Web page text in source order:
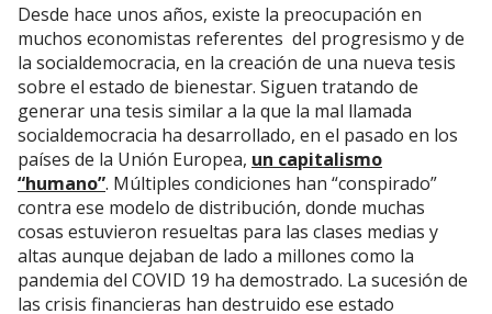
Desde hace unos años, existe la preocupación en
muchos economistas referentes del progresismo y de
la socialdemocracia, en la creación de una nueva tesis
sobre el estado de bienestar. Siguen tratando de
generar una tesis similar a la que la mal llamada
socialdemocracia ha desarrollado, en el pasado en los
países de la Unión Europea, un capitalismo
“humano”. Múltiples condiciones han “conspirado”
contra ese modelo de distribución, donde muchas
cosas estuvieron resueltas para las clases medias y
altas aunque dejaban de lado a millones como la
pandemia del COVID 19 ha demostrado. La sucesión de
las crisis financieras han destruido ese estado